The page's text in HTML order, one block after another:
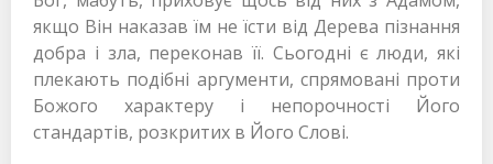
якщо Він наказав їм не їсти від Дерева пізнання
добра і зла, переконав її. Сьогодні є люди, які
плекають подібні аргументи, спрямовані проти
Божого характеру і непорочності Його
стандартів, розкритих в Його Слові.